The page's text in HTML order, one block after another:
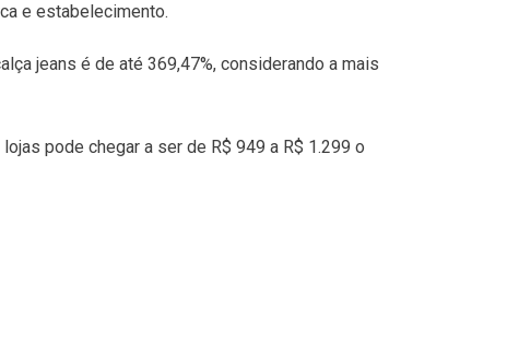
e estabelecimento.
jeans é de até 369,47%, considerando a mais
pode chegar a ser de R$ 949 a R$ 1.299 o